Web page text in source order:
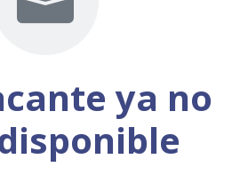
ya no